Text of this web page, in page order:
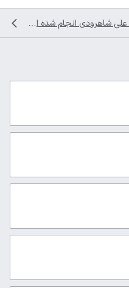
علی شاهرودی انجام شده است